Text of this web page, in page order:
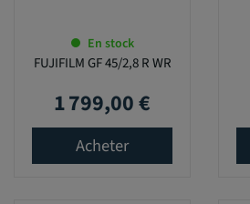
En stock
FUJIFILM GF 45/2,8 R WR
Prix
1 799,00 €
Acheter